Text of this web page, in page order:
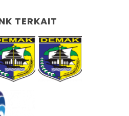
TERKAIT